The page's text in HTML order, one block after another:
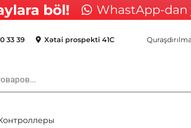
böl! WhastApp-
33 39 Xətai prospekti 41C Quraşdırılma